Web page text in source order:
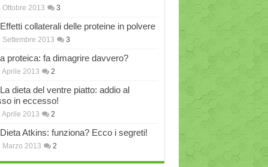
Ottobre 2013 3
Effetti collaterali delle proteine in polvere
Settembre 2013 3
proteica: fa dimagrire davvero?
Aprile 2013 2
La dieta del ventre piatto: addio al
in eccesso!
Aprile 2013 2
Dieta Atkins: funziona? Ecco i segreti!
Marzo 2013 2